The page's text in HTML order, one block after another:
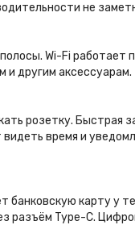
не
Wi-Fi работает
другим аксессуарам.
розетку. Быстрая
время и
карту у
разъём Type-C.